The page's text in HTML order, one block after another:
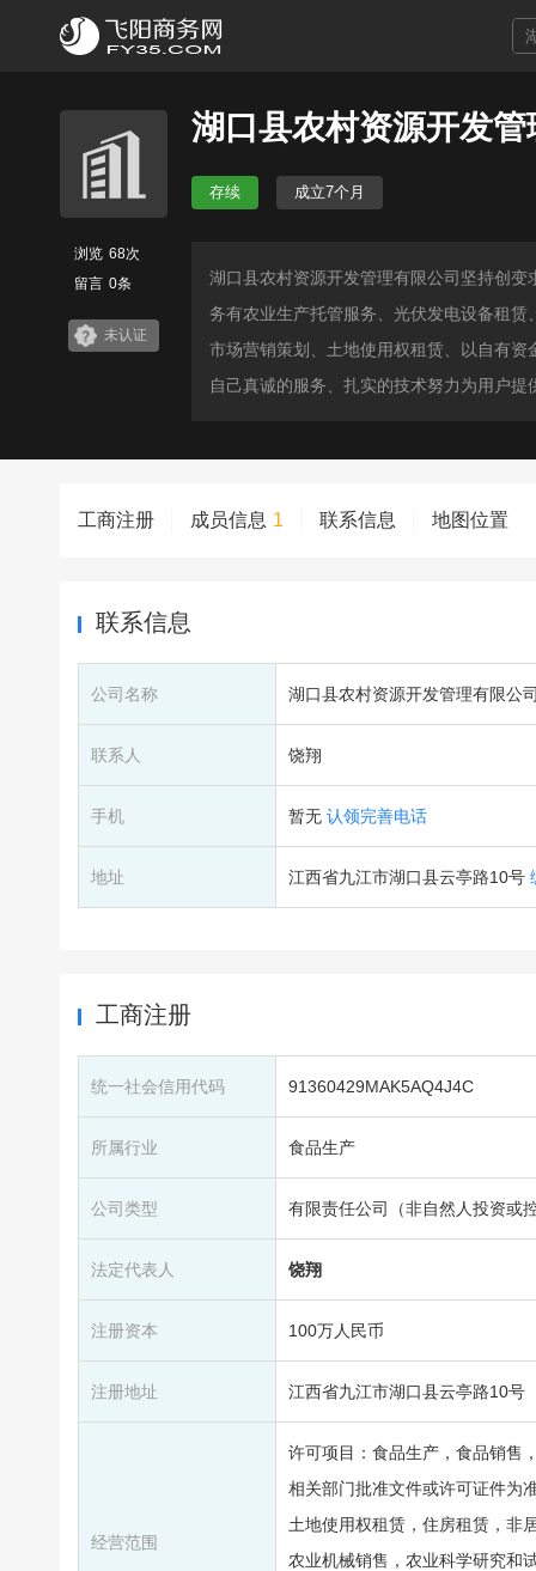
湖口县农村资源开发
存续 成立7个月
浏览 68次
留言 0条
未认证
湖口县农村资源开发管理有限公司坚持创
务有农业生产托管服务、光伏发电设备租
市场营销策划、土地使用权租赁、以自有
自己真诚的服务、扎实的技术努力为用户
工商注册 成员信息 1 联系信息 地图位置
联系信息
公司名称 湖口县农村资源开发管理有限公
联系人 饶翔
手机 暂无 认领完善电话
地址 江西省九江市湖口县云亭路10号
工商注册
统一社会信用代码 91360429MAK5AQ4J4C
所属行业 食品生产
公司类型 有限责任公司（非自然人投资或
法定代表人 饶翔
注册资本 100万人民币
注册地址 江西省九江市湖口县云亭路10号
经营范围
许可项目：食品生产，食品销售
相关部门批准文件或许可证件为
土地使用权租赁，住房租赁，非
农业机械销售，农业科学研究和